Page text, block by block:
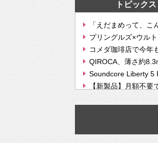
トピックス
「えだまめって、こ
プリングルズ×ウル
コメダ珈琲店で今年
QIROCA、薄さ約
Soundcore Liberty 5
【新製品】月額不
【次世代の没入感と
挫折率8割の壁をAI
2026年のバレンタイ